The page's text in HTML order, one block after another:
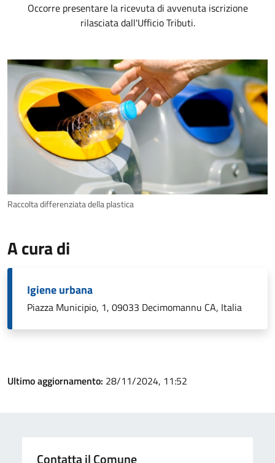
Occorre presentare la ricevuta di avvenuta iscrizione
rilasciata dall'Ufficio Tributi.
Raccolta differenziata della plastica
A cura di
Igiene urbana
Piazza Municipio, 1, 09033 Decimomannu CA, Italia
Ultimo aggiornamento: 28/11/2024, 11:52